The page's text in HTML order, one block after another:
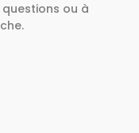
questions ou à